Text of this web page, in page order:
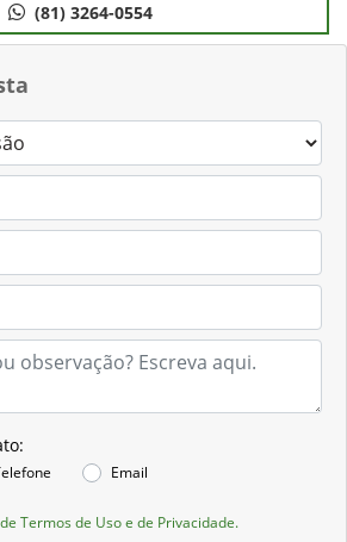
Email
Termos de Uso e de Privacidade.
(81) 3264-0554